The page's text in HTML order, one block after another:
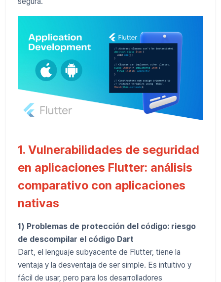
1. Vulnerabilidades de seguridad
en aplicaciones Flutter: análisis
comparativo con aplicaciones
nativas
1) Problemas de protección del código: riesgo
de descompilar el código Dart
Dart, el lenguaje subyacente de Flutter, tiene la
ventaja y la desventaja de ser simple. Es intuitivo y
fácil de usar, pero para los desarrolladores